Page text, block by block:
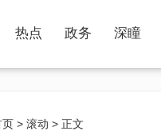
热点 政务 深瞳
页 > 滚动 > 正文